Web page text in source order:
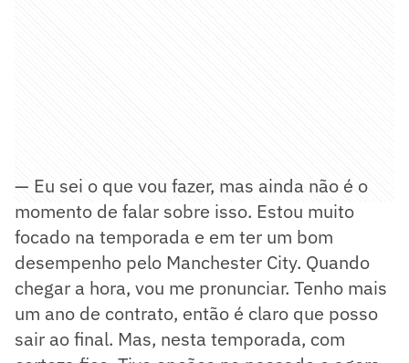
— Eu sei o que vou fazer, mas ainda não é o
momento de falar sobre isso. Estou muito
focado na temporada e em ter um bom
desempenho pelo Manchester City. Quando
chegar a hora, vou me pronunciar. Tenho mais
um ano de contrato, então é claro que posso
sair ao final. Mas, nesta temporada, com